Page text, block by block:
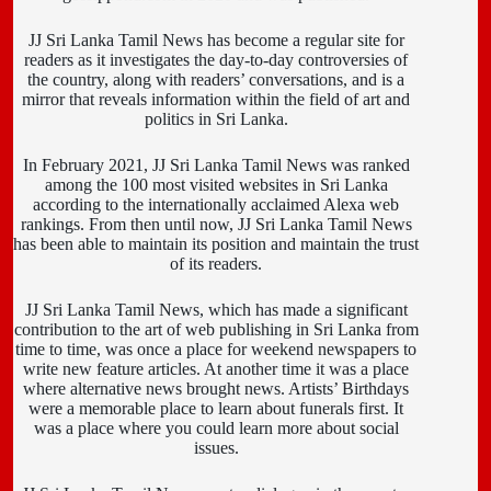
JJ Sri Lanka Tamil News has become a regular site for
readers as it investigates the day-to-day controversies of
the country, along with readers’ conversations, and is a
mirror that reveals information within the field of art and
politics in Sri Lanka.
In February 2021, JJ Sri Lanka Tamil News was ranked
among the 100 most visited websites in Sri Lanka
according to the internationally acclaimed Alexa web
rankings. From then until now, JJ Sri Lanka Tamil News
has been able to maintain its position and maintain the trust
of its readers.
JJ Sri Lanka Tamil News, which has made a significant
contribution to the art of web publishing in Sri Lanka from
time to time, was once a place for weekend newspapers to
write new feature articles. At another time it was a place
where alternative news brought news. Artists’ Birthdays
were a memorable place to learn about funerals first. It
was a place where you could learn more about social
issues.